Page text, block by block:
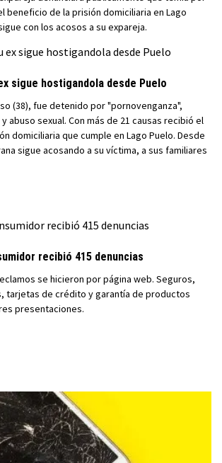
beneficio de la prisión domiciliaria en Lago
con los acosos a su expareja.
sigue hostigandola desde Puelo
(38), fue detenido por "pornovenganza",
abuso sexual. Con más de 21 causas recibió el
domiciliaria que cumple en Lago Puelo. Desde
sigue acosando a su víctima, a sus familiares
recibió 415 denuncias
se hicieron por página web. Seguros,
tarjetas de crédito y garantía de productos
presentaciones.